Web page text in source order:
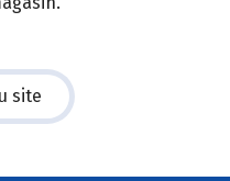
site